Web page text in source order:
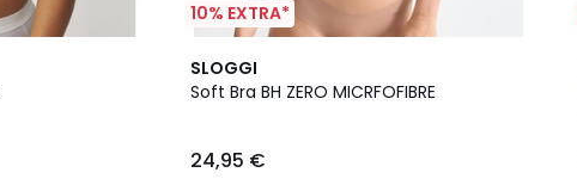
10% EXTRA*
SLOGGI
Soft Bra BH ZERO MICRFOFIBRE
24,95 €
3,5
/ 5